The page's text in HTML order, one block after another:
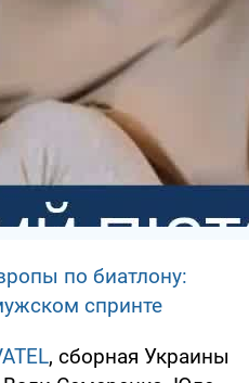
по биатлону:
спринте
, сборная Украины